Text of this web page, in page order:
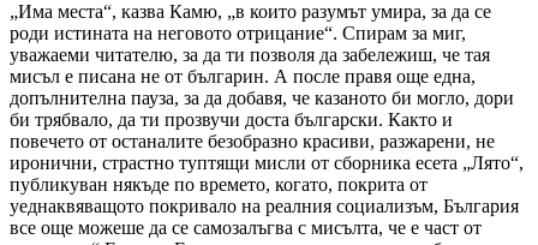
„Има места“, казва Камю, „в които разумът умира, за да се
роди истината на неговото отрицание“. Спирам за миг,
уважаеми читателю, за да ти позволя да забележиш, че тая
мисъл е писана не от българин. А после правя още една,
допълнителна пауза, за да добавя, че казаното би могло, дори
би трябвало, да ти прозвучи доста български. Както и
повечето от останалите безобразно красиви, разжарени, не
иронични, страстно туптящи мисли от сборника есета „Лято“,
публикуван някъде по времето, когато, покрита от
уеднаквяващото покривало на реалния социализъм, България
все още можеше да се самозалъгва с мисълта, че е част от